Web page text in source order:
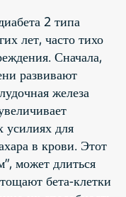
2 типа
лет, часто тихо
Сначала,
развивают
железа
усилиях для
в крови. Этот
может длиться
бета-клетки